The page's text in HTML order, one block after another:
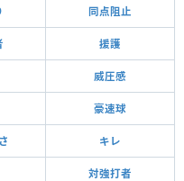
同点阻止
援護
威圧感
豪速球
キレ
対強打者